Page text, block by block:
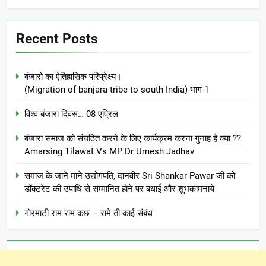
Recent Posts
बंजारो का ऐतिहासिक परिप्रेक्ष्य।
(Migration of banjara tribe to south India) भाग-1
विश्व बंजारा दिवस… 08 एप्रिल
बंजारा समाज को संघठित करने के लिए कार्यक्रम करना गुनाह है क्या ??
Amarsing Tilawat Vs MP Dr Umesh Jadhav
समाज के जाने माने उद्योगपति, दानवीर Sri Shankar Pawar जी को
डॉक्टरेट की उपाधि से सम्मानित होने पर बधाई और शुभकामनाये
गोरमाटी राम राम कछ – रामे ती काई संबंध